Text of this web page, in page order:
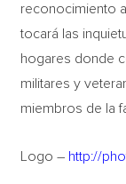
reconocimiento
tocará las
hogares donde
militares y
miembros de la
Logo – http://